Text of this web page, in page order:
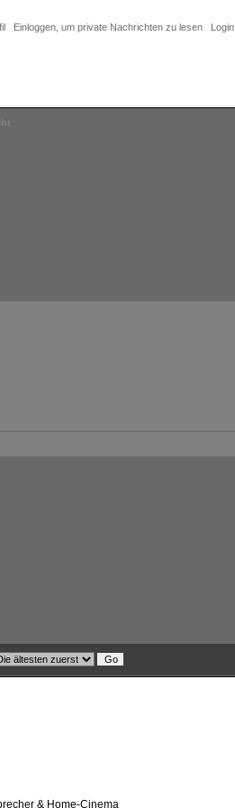
Einloggen, um private Nachrichten zu lesen Login
& Home-Cinema